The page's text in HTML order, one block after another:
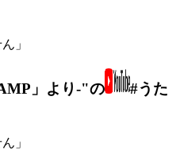
」
」より-"の
#うた
」